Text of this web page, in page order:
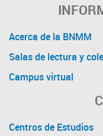
Acerca de la BNMM
Salas de lectura y
Campus virtual
Centros de Estudios